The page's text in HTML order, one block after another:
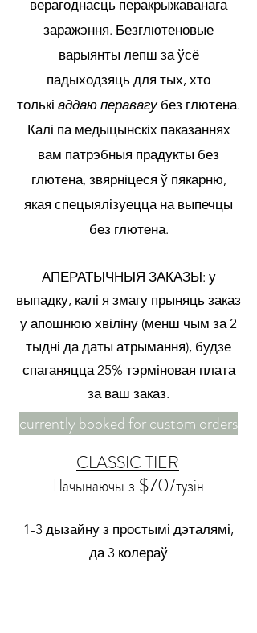
верагоднасць перакрыжаванага
заражэння. Безглютеновые
варыянты лепш за ўсё
падыходзяць для тых, хто
толькі аддаю перавагубез глютена.
Калі па медыцынскіх паказаннях
вам патрэбныя прадукты без
глютена, звярніцеся ў пякарню,
якая спецыялізуецца на выпечцы
без глютена.
АПЕРАТЫЧНЫЯ ЗАКАЗЫ: у
выпадку, калі я змагу прыняць заказ
у апошнюю хвіліну (менш чым за 2
тыдні да даты атрымання), будзе
спаганяцца 25% тэрміновая плата
за ваш заказ.
currently booked for custom orders
CLASSIC TIER
Пачынаючы з $70/тузін
1-3 дызайну з простымі дэталямі,
да 3 колераў